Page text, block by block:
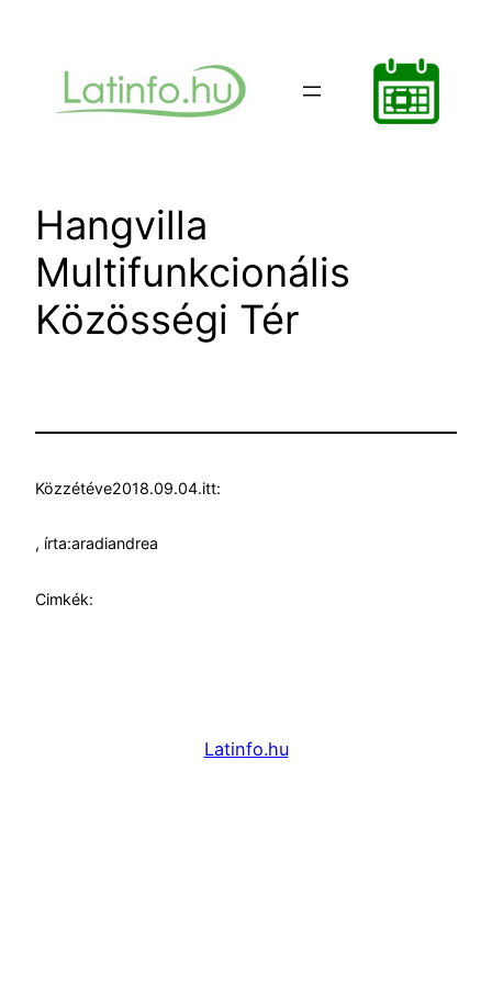
tartalomhoz
Hangvilla
Multifunkcionális
Közösségi Tér
Közzétéve2018.09.04.itt:
, írta:aradiandrea
Cimkék:
Latinfo.hu